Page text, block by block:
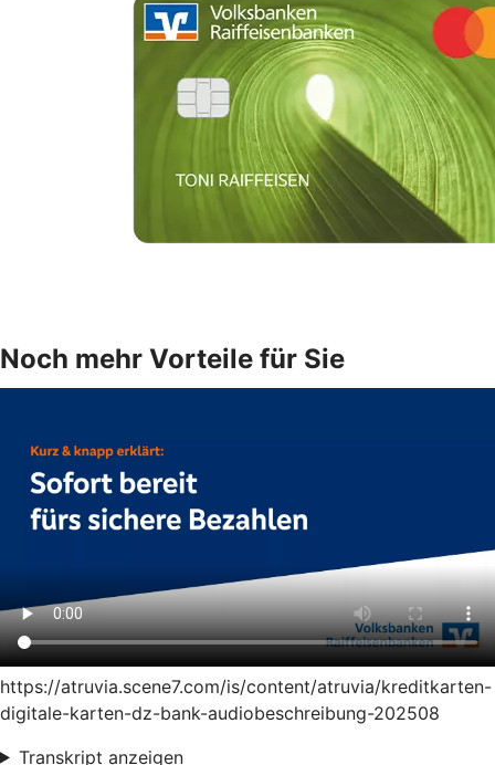
Noch mehr Vorteile für Sie
https://atruvia.scene7.com/is/content/atruvia/kreditkarten-
digitale-karten-dz-bank-audiobeschreibung-202508
Transkript anzeigen